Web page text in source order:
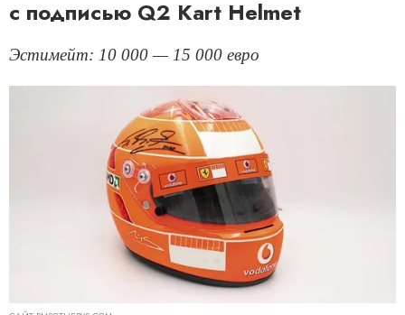
с подписью Q2 Kart Helmet
Эстимейт: 10 000 — 15 000 евро